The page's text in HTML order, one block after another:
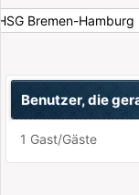
Benutzer, die
1 Gast/Gäste